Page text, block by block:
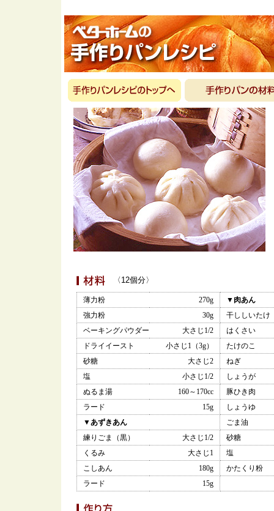
〈12個分〉
薄力粉 270g
▼肉あん
強力粉
30g
干ししいたけ
ベーキングパウダー
大さじ1/2
はくさい
ドライイースト
小さじ1（3g）
たけのこ
砂糖
大さじ2
ねぎ
塩
小さじ1/2
しょうが
ぬるま湯
160～170cc
豚ひき肉
ラード
15g
しょうゆ
▼あずきあん
ごま油
練りごま（黒）
大さじ1/2
砂糖
くるみ
大さじ1
塩
こしあん
180g
かたくり粉
ラード
15g